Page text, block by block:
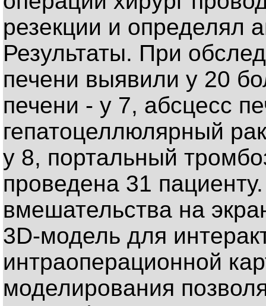
резекции и определял
Результаты. При
печени выявили у 20
печени - у 7, абсцесс
гепатоцеллюлярный
у 8, портальный
проведена 31
вмешательства на
3D-модель для
интраоперационной
моделирования